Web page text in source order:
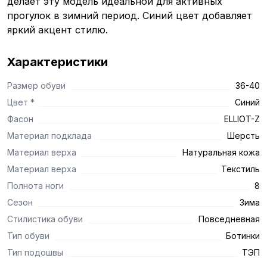
прогулок в зимний период. Синий цвет добавляет
яркий акцент стилю.
Характеристики
Размер обуви
36-40
Цвет *
Синий
Фасон
ELLIOT-Z
Материал подклада
Шерсть
Материал верха
Натуральная кожа
Материал верха
Текстиль
Полнота ноги
8
Сезон
Зима
Стилистика обуви
Повседневная
Тип обуви
Ботинки
Тип подошвы
ТЭП